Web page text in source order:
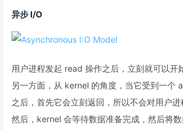
异步 I/O
用户进程发起 read 操作之后，立刻就可以开
另一方面，从 kernel 的角度，当它受到一个
之后，首先它会立刻返回，所以不会对用户进
然后，kernel 会等待数据准备完成，然后将数